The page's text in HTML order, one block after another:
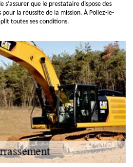
s’assurer que le prestataire dispose des
la réussite de la mission. À Poliez-le-
toutes ses conditions.